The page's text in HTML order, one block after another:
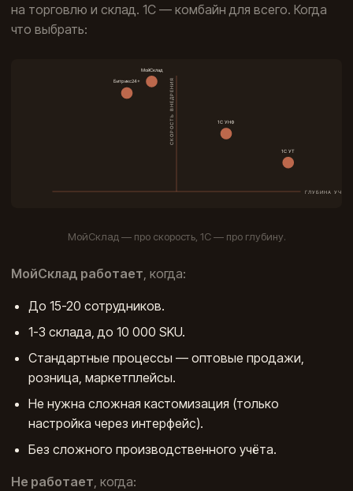
на торговлю и склад. 1С — комбайн для всего. Когда
что выбрать:
МойСклад — про скорость, 1С — про глубину.
МойСклад работает, когда:
До 15-20 сотрудников.
1-3 склада, до 10 000 SKU.
Стандартные процессы — оптовые продажи,
розница, маркетплейсы.
Не нужна сложная кастомизация (только
настройка через интерфейс).
Без сложного производственного учёта.
Не работает, когда: